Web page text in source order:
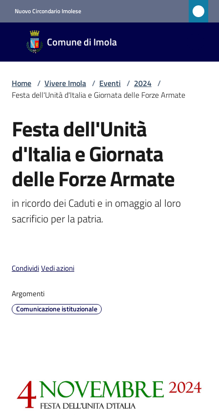
Nuovo Circondario Imolese
Comune di Imola
Comune
di Imola
RETE
Novità
Imola
Menu selezionato
i
s
i
Home / Vivere Imola / Eventi / 2024 /
Festa dell'Unità d'Italia e Giornata delle Forze Armate
Salta al contenuto
Festa dell'Unità
d'Italia e Giornata
delle Forze Armate
in ricordo dei Caduti e in omaggio al loro
sacrificio per la patria.
CondividiVedi azioni
Argomenti
Comunicazione istituzionale